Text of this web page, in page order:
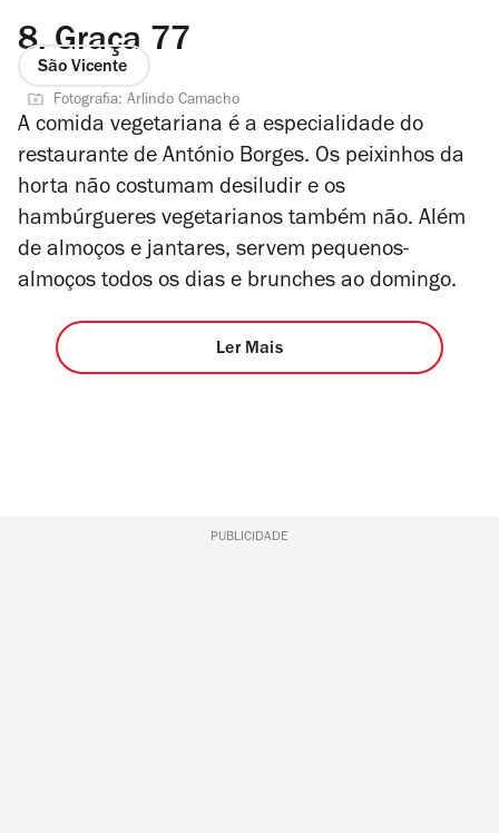
8. Graça 77
São Vicente
Fotografia: Arlindo Camacho
A comida vegetariana é a especialidade do
restaurante de António Borges. Os peixinhos da
horta não costumam desiludir e os
hambúrgueres vegetarianos também não. Além
de almoços e jantares, servem pequenos-
almoços todos os dias e brunches ao domingo.
Ler Mais
PUBLICIDADE